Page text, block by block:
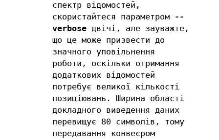
спектр відомостей,
скористайтеся параметром
--
verboseдвічі, але зауважте,
що це може призвести до
значного уповільнення
роботи, оскільки отримання
додаткових відомостей
потребує великої кількості
позиціювань. Ширина області
докладного виведення даних
перевищує 80 символів, тому
передавання конвеєром